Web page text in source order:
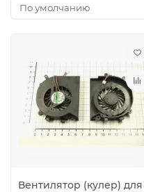
Вентилятор (кулер) для